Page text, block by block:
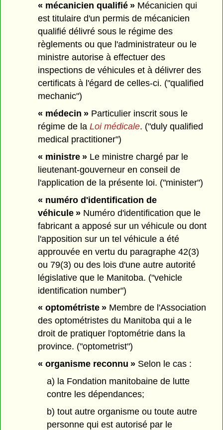
« mécanicien qualifié » Mécanicien qui
est titulaire d'un permis de mécanicien
qualifié délivré sous le régime des
règlements ou que l'administrateur ou le
ministre autorise à effectuer des
inspections de véhicules et à délivrer des
certificats à l'égard de celles-ci. ("qualified
mechanic")
« médecin » Particulier inscrit sous le
régime de laLoi médicale. ("duly qualified
medical practitioner")
« ministre » Le ministre chargé par le
lieutenant-gouverneur en conseil de
l'application de la présente loi. ("minister")
« numéro d'identification de
véhicule » Numéro d'identification que le
fabricant a apposé sur un véhicule ou dont
l'apposition sur un tel véhicule a été
approuvée en vertu du paragraphe 42(3)
ou 79(3) ou des lois d'une autre autorité
législative que le Manitoba. ("vehicle
identification number")
« optométriste » Membre de l'Association
des optométristes du Manitoba qui a le
droit de pratiquer l'optométrie dans la
province. ("optometrist")
« organisme reconnu » Selon le cas :
a) la Fondation manitobaine de lutte
contre les dépendances;
b) tout autre organisme ou toute autre
personne qui est autorisé par le